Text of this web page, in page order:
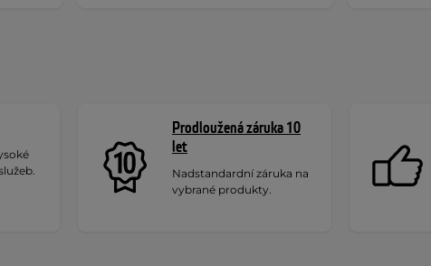
Prodloužená záruka 10
let
Nadstandardní záruka na
vybrané produkty.